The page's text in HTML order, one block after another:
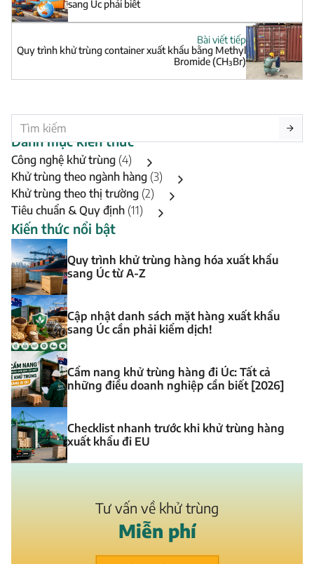
sang Úc phải biết
Bài viết tiếp
Quy trình khử trùng container xuất khẩu bằng Methyl
Bromide (CH₃Br)
Danh mục kiến thức
Công nghệ khử trùng (4)
Khử trùng theo ngành hàng (3)
Khử trùng theo thị trường (2)
Tiêu chuẩn & Quy định (11)
Kiến thức nổi bật
Quy trình khử trùng hàng hóa xuất khẩu
sang Úc từ A-Z
Cập nhật danh sách mặt hàng xuất khẩu
sang Úc cần phải kiểm dịch!
Cẩm nang khử trùng hàng đi Úc: Tất cả
những điều doanh nghiệp cần biết [2026]
Checklist nhanh trước khi khử trùng hàng
xuất khẩu đi EU
Tư vấn về khử trùng
Miễn phí